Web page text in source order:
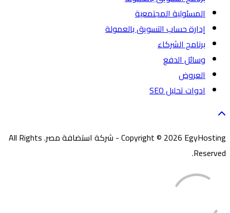
المسئولية المجتمعية
إدارة حساب التسويق بالعمولة
برنامج الشركاء
وسائل الدفع
العروض
ادوات تحليل SEO
Copyright © 2026 EgyHosting - شركة استضافة مصر. All Rights
Reserved.